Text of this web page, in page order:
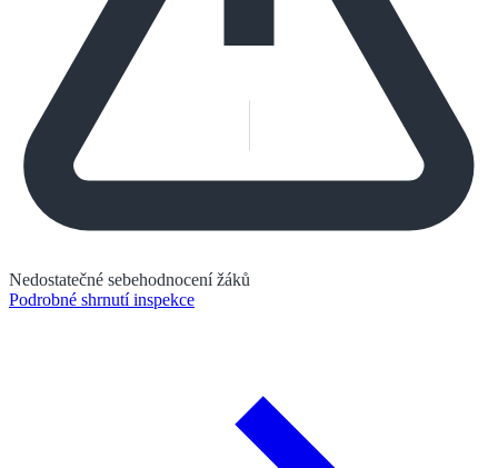
Nedostatečné sebehodnocení žáků
Podrobné shrnutí inspekce